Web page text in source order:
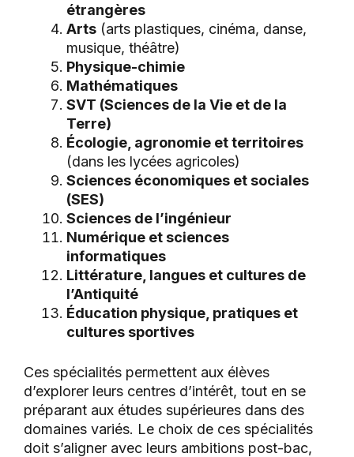
étrangères
Arts (arts plastiques, cinéma, danse,
musique, théâtre)
Physique-chimie
Mathématiques
SVT (Sciences de la Vie et de la
Terre)
Écologie, agronomie et territoires
(dans les lycées agricoles)
Sciences économiques et sociales
(SES)
Sciences de l’ingénieur
Numérique et sciences
informatiques
Littérature, langues et cultures de
l’Antiquité
Éducation physique, pratiques et
cultures sportives
Ces spécialités permettent aux élèves
d’explorer leurs centres d’intérêt, tout en se
préparant aux études supérieures dans des
domaines variés. Le choix de ces spécialités
doit s’aligner avec leurs ambitions post-bac,